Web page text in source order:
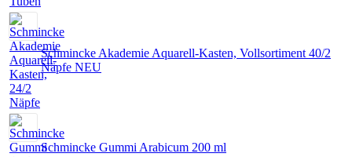
Schmincke Akademie Aquarell-Kasten, Vollsortiment 40/2
Näpfe NEU
Schmincke Gummi Arabicum 200 ml